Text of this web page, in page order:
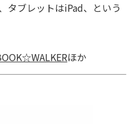
タブレットはiPad、という
ほか